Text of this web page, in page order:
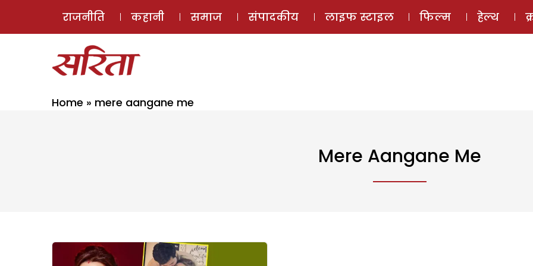
ई-मैगज़ीन
राजनीति कहानी समाज संपादकीय लाइफ स्टाइल फिल्म हेल्थ
Home » mere aangane me
Mere Aangane Me